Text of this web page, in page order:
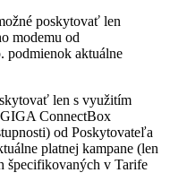
poskytovať len
modemu od
podmienok aktuálne
len s využitím
GIGA ConnectBox
od Poskytovateľa
platnej kampane (len
špecifikovaných v Tarife